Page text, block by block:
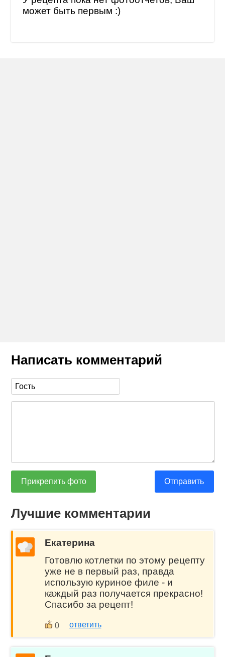
может быть первым :)
Написать комментарий
Прикрепить фото Отправить
Лучшие комментарии
Екатерина
Готовлю котлетки по этому рецепту
уже не в первый раз, правда
использую куриное филе - и
каждый раз получается прекрасно!
Спасибо за рецепт!
0 ответить